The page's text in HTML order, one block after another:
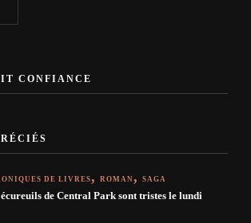
CONFIANCE
DE LIVRES ROMAN SAGA
de Central Park sont tristes le lundi